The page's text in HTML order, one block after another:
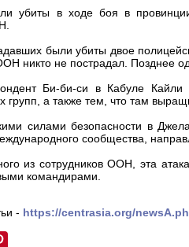
убиты в ходе боя в
были убиты двое
никто не пострадал. Позднее
Би-би-си в Кабуле
групп, а также тем, что там
силами безопасности в
сообщества,
из сотрудников ООН, эта
командирами.
- https://centrasia.org/